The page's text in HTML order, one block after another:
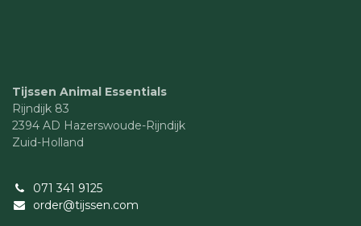
Tijssen Animal Essentials
Rijndijk 83
2394 AD Hazerswoude-Rijndijk
Zuid-Holland
071 341 9125
order@tijssen.com